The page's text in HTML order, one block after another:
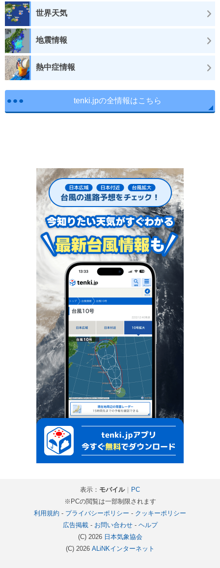
世界天気
地震情報
熱中症情報
tenki.jpの全情報はこちら
表示： モバイル｜
PC
※PCの閲覧は一部制限されます
利用規約 - プライバシーポリシー - クッキーポリシー
広告掲載- お問い合わせ- ヘルプ
(C) 2026 日本気象協会
(C) 2026 ALiNKインターネット